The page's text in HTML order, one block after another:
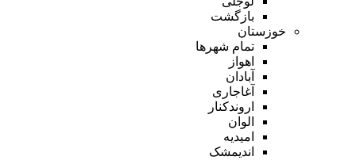
بازگشت
خوزستان
تمام شهر‌ها
اهواز
آبادان
آغاجاری
اروندکنار
الوان
امیدیه
اندیمشک